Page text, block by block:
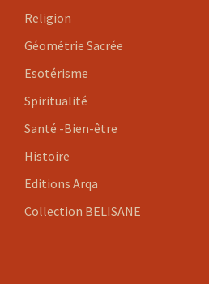
Religion
Géométrie Sacrée
Esotérisme
Spiritualité
Santé -Bien-être
Histoire
Editions Arqa
Collection BELISANE